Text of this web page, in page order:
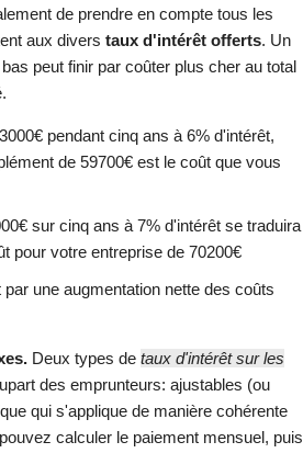
de prendre en compte tous les
aux divers taux d'intérêt offerts. Un
peut finir par coûter plus cher au total
pendant cinq ans à 6% d'intérêt,
de 59700€ est le coût que vous
sur cinq ans à 7% d'intérêt se traduira
pour votre entreprise de 70200€
une augmentation nette des coûts
Deux types de taux d'intérêt sur les
des emprunteurs: ajustables (ou
qui s'applique de manière cohérente
calculer le paiement mensuel, puis